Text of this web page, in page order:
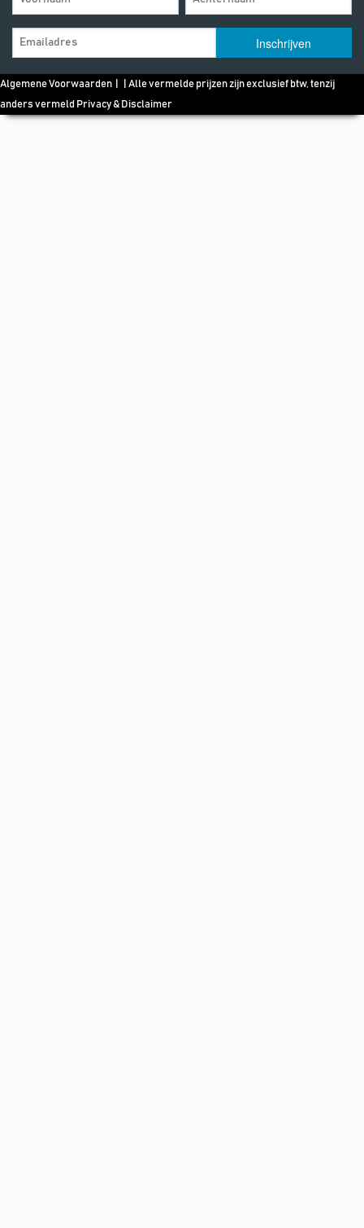
Algemene Voorwaarden | | Alle vermelde prijzen zijn exclusief btw, tenzij
anders vermeld Privacy & Disclaimer